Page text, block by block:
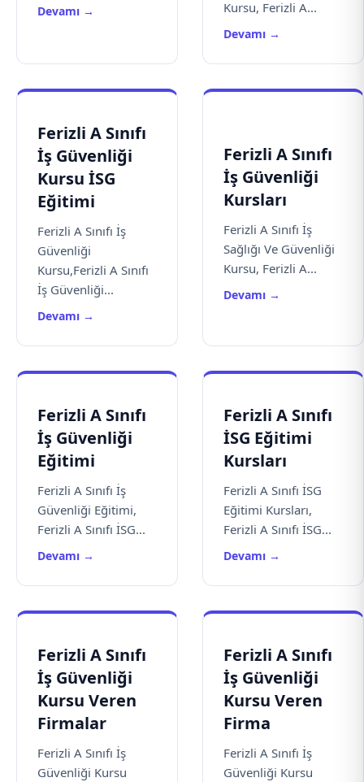
Devamı →
Kursu, Ferizli A...
Devamı →
Ferizli A Sınıfı
İş Güvenliği
Kursu İSG
Eğitimi
Ferizli A Sınıfı İş
Güvenliği
Kursu,Ferizli A Sınıfı
İş Güvenliği...
Devamı →
Ferizli A Sınıfı
İş Güvenliği
Kursları
Ferizli A Sınıfı İş
Sağlığı Ve Güvenliği
Kursu, Ferizli A...
Devamı →
Ferizli A Sınıfı
İş Güvenliği
Eğitimi
Ferizli A Sınıfı İş
Güvenliği Eğitimi,
Ferizli A Sınıfı İSG...
Devamı →
Ferizli A Sınıfı
İSG Eğitimi
Kursları
Ferizli A Sınıfı İSG
Eğitimi Kursları,
Ferizli A Sınıfı İSG...
Devamı →
Ferizli A Sınıfı
İş Güvenliği
Kursu Veren
Firmalar
Ferizli A Sınıfı İş
Güvenliği Kursu
Ferizli A Sınıfı
İş Güvenliği
Kursu Veren
Firma
Ferizli A Sınıfı İş
Güvenliği Kursu